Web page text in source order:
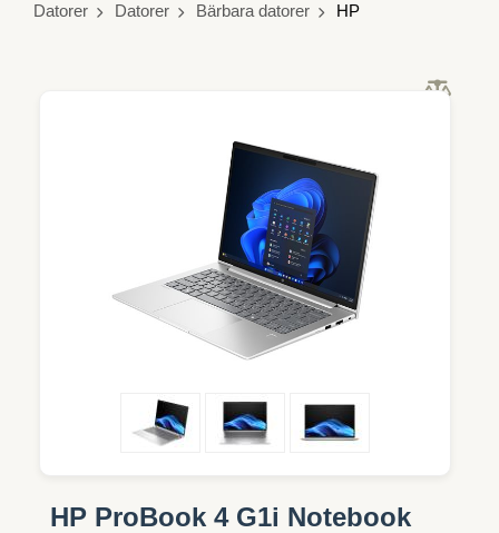
Datorer Datorer Bärbara datorer HP
HP ProBook 4 G1i Notebook